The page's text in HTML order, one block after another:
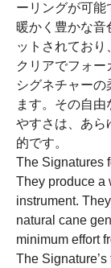
ーリングが可能
暖かく豊かな音
ットされており
クリアでフォー
シグネチャー
ます。その自
やすさは、あら
的です。
The Signatures
They produce a
instrument.
natural cane
minimum effort
The